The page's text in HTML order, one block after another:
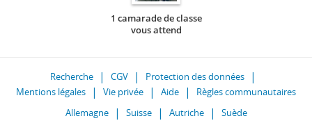
1 camarade de classe
vous attend
Recherche CGV
Protection des données
Mentions légales
Vie privée Aide
Règles communautaires
Allemagne
Suisse Autriche Suède